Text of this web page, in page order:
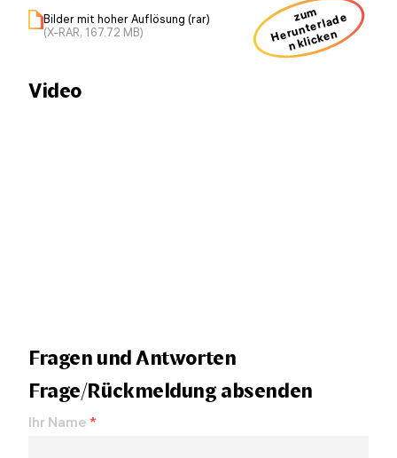
Bilder mit hoher Auflösung (rar)
(X-RAR, 167.72 MB)
zum
H
er
u
nt
erl
a
d
e
n kli
ck
e
n
Video
Fragen und Antworten
Frage/Rückmeldung absenden
Ihr Name *